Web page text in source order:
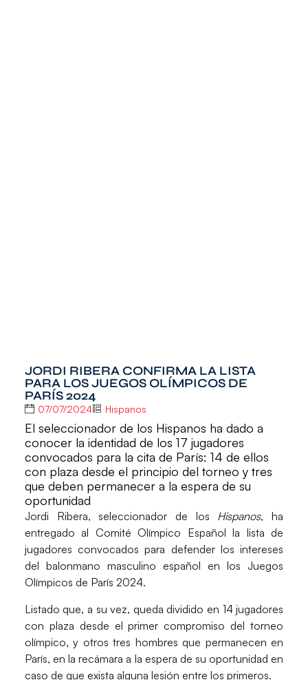
JORDI RIBERA CONFIRMA LA LISTA
PARA LOS JUEGOS OLÍMPICOS DE
PARÍS 2024
07/07/2024 Hispanos
El seleccionador de los Hispanos ha dado a
conocer la identidad de los 17 jugadores
convocados para la cita de París: 14 de ellos
con plaza desde el principio del torneo y tres
que deben permanecer a la espera de su
oportunidad
Jordi Ribera, seleccionador de los Hispanos, ha
entregado al Comité Olímpico Español la lista de
jugadores convocados para defender los intereses
del balonmano masculino español en losJuegos
Olímpicos de París 2024.
Listado que, a su vez, queda dividido en 14 jugadores
con plaza desde el primer compromiso del torneo
olímpico, y otrostres hombres que permanecen en
París, en la recámara a la espera de su oportunidad en
caso de que exista alguna lesión entre los primeros.